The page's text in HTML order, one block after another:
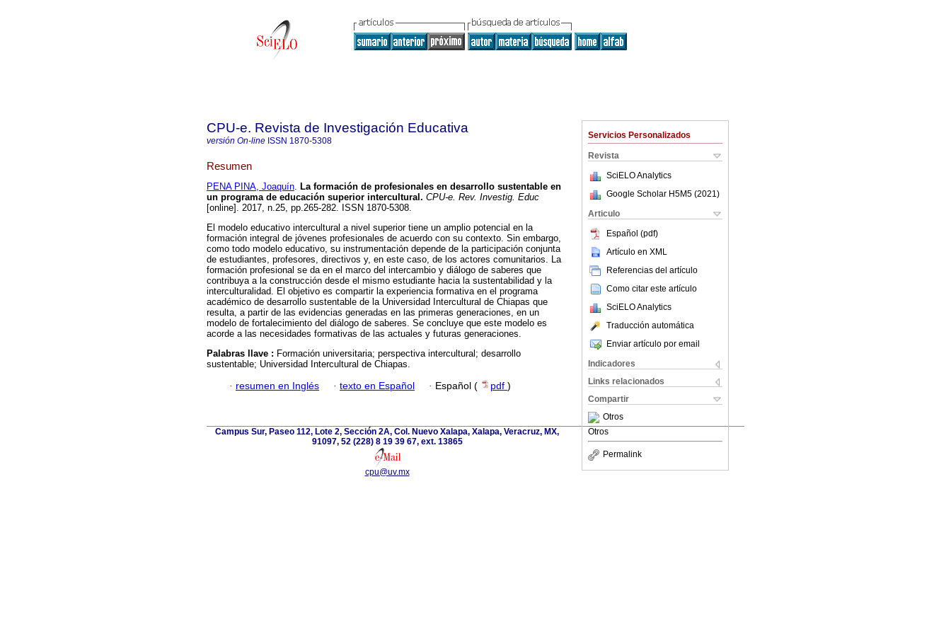
Servicios Personalizados
Revista
SciELO Analytics
Google Scholar H5M5 (2021 )
Articulo
Español (pdf)
Artículo en XML
Referencias del artículo
Como citar este artículo
SciELO Analytics
Traducción automática
Enviar artículo por email
Indicadores
Links relacionados
Compartir
Otros
Otros
Permalink
CPU-e. Revista de Investigación Educativa
versión On-line ISSN 1870-5308
Resumen
PENA PINA, Joaquín. La formación de profesionales en desarrollo sustentable en
un programa de educación superior intercultural. CPU-e. Rev. Investig. Educ
[online]. 2017, n.25, pp.265-282. ISSN 1870-5308.
El modelo educativo intercultural a nivel superior tiene un amplio potencial en la
formación integral de jóvenes profesionales de acuerdo con su contexto. Sin embargo,
como todo modelo educativo, su instrumentación depende de la participación conjunta
de estudiantes, profesores, directivos y, en este caso, de los actores comunitarios. La
formación profesional se da en el marco del intercambio y diálogo de saberes que
contribuya a la construcción desde el mismo estudiante hacia la sustentabilidad y la
interculturalidad. El objetivo es compartir la experiencia formativa en el programa
académico de desarrollo sustentable de la Universidad Intercultural de Chiapas que
resulta, a partir de las evidencias generadas en las primeras generaciones, en un
modelo de fortalecimiento del diálogo de saberes. Se concluye que este modelo es
acorde a las necesidades formativas de las actuales y futuras generaciones.
Palabras llave : Formación universitaria; perspectiva intercultural; desarrollo
sustentable; Universidad Intercultural de Chiapas.
· resumen en Inglés · texto en Español · Español ( pdf )
Campus Sur, Paseo 112, Lote 2, Sección 2A, Col. Nuevo Xalapa, Xalapa, Veracruz, MX,
91097, 52 (228) 8 19 39 67, ext. 13865
cpu@uv.mx